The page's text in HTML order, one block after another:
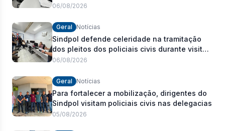
Estadual
06/08/2026
Geral Notícias
Sindpol defende celeridade na tramitação
dos pleitos dos policiais civis durante visita
às delegacias
06/08/2026
Geral Notícias
Para fortalecer a mobilização, dirigentes do
Sindpol visitam policiais civis nas delegacias
05/08/2026